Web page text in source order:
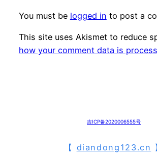
You must be logged in to post a
This site uses Akismet to reduce
how your comment data is
吉ICP备2020006555号
【 diandong123.cn